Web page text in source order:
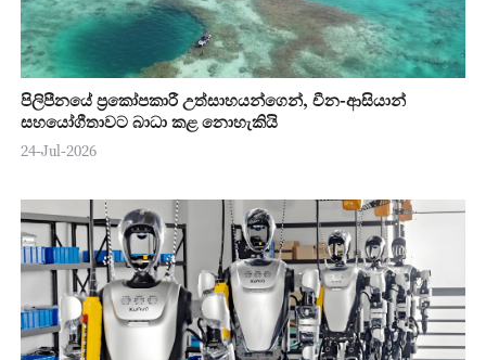
පිලිපීනයේ ප්‍රකෝපකාරී උත්සාහයන්ගෙන්, චීන-ආසියාන්
සහයෝගීතාවට බාධා කළ නොහැකියි
24-Jul-2026